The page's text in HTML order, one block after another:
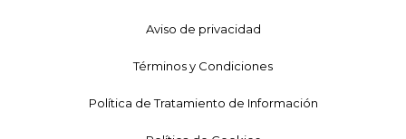
Aviso de privacidad
Términos y Condiciones
Política de Tratamiento de Información